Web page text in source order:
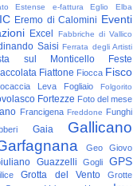
Estense e-fattura Eglio Elba
Eremo di Calomini Eventi
Excel Fabbriche di Vallico
Saisi Ferrata degli Artisti
sul Monticello
Feste
Fiattone Fiocca Fisco
Leva Fogliaio Folgorito
Fortezze Foto del mese
Francigena Freddone Funghi
Gaia
Gallicano
Geo
Giovo
Guazzelli Gogli GPS
Grotta del Vento
Grotte